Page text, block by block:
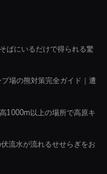
ばにいるだけで得られる驚
場の熊対策完全ガイド｜遭
1000m以上の場所で高原キ
流水が流れるせせらぎをお